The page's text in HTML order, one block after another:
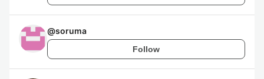
@soruma
Follow